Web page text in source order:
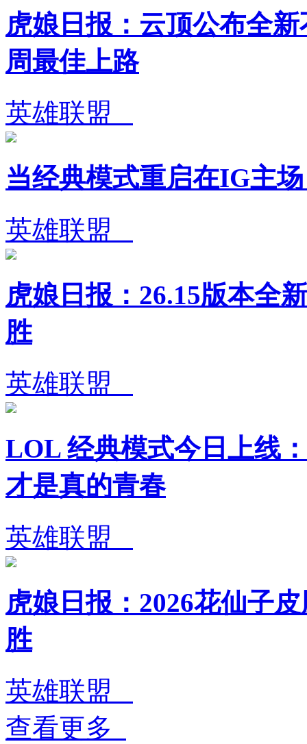
虎娘日报：云顶公布全
周最佳上路
英雄联盟
当经典模式重启在IG主
英雄联盟
虎娘日报：26.15版本全
胜
英雄联盟
LOL 经典模式今日上线
才是真的青春
英雄联盟
虎娘日报：2026花仙子
胜
英雄联盟
查看更多